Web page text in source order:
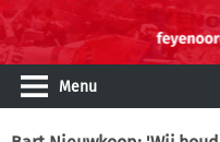
Menu